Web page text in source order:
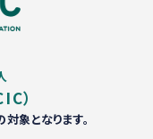
）
象となります。